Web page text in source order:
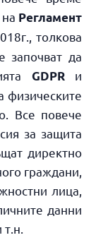
Регламент
толкова
започват да
GDPRи
физическите
Все повече
за защита
директно
граждани,
лица,
данни